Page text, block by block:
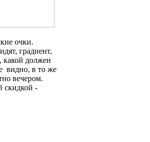
очки.
градиент,
какой должен
видно, в то же
вечером.
скидкой -